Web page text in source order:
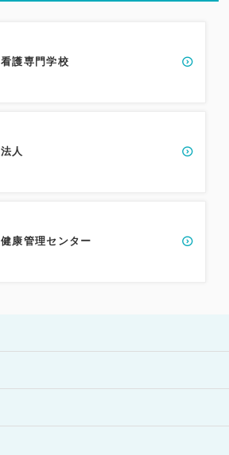
看護専門学校
法人
健康管理センター